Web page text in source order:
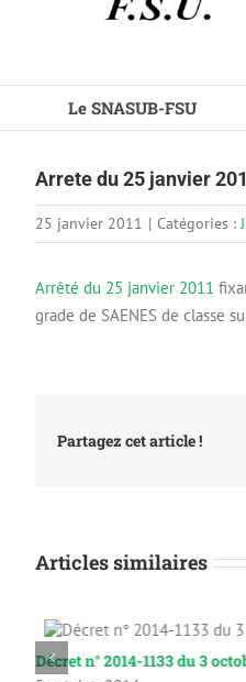
Le SNASUB-FSU
Arrete du 25 janvier
25 janvier 2011 | Catégories :
Arrêté du 25 janvier 2011
grade de SAENES de classe
Partagez cet article !
Articles similaires
Décret n° 2014-1133 du 3